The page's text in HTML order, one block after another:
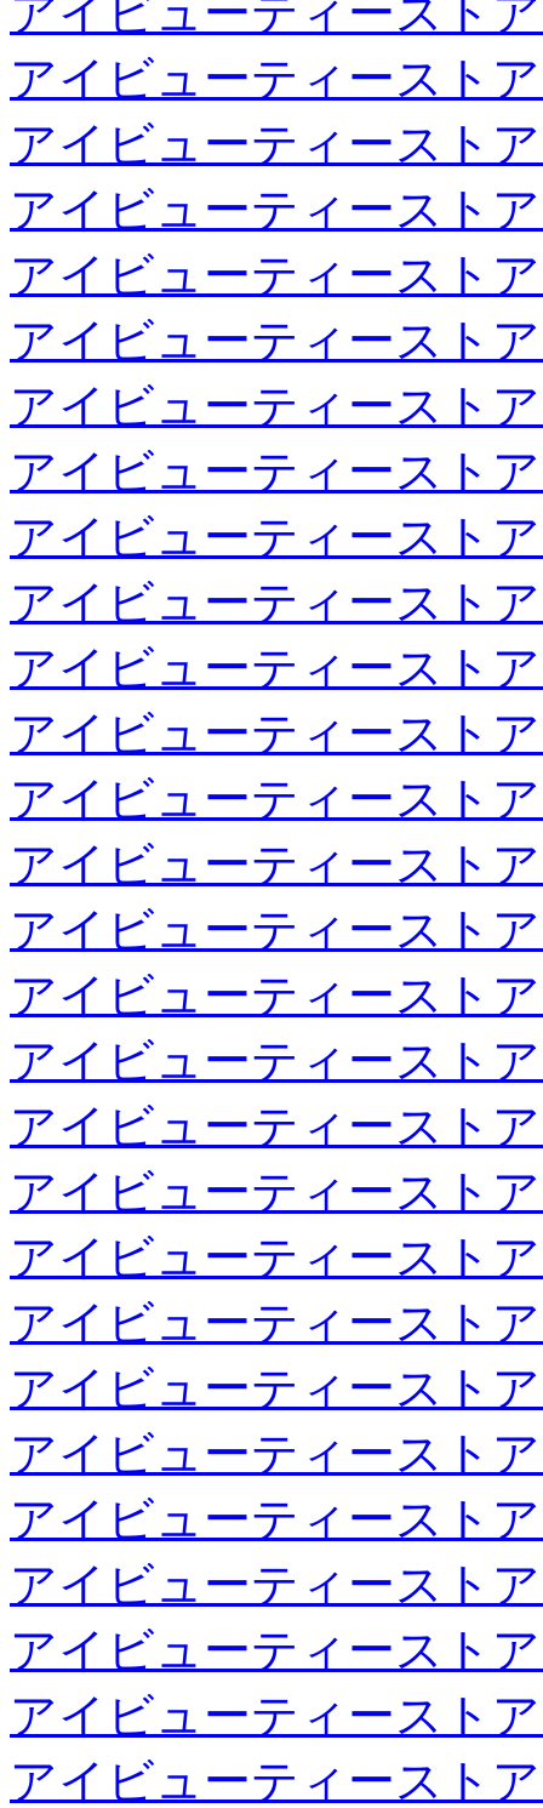
アイビューティースト
アイビューティースト
アイビューティースト
アイビューティースト
アイビューティースト
アイビューティースト
アイビューティースト
アイビューティースト
アイビューティースト
アイビューティースト
アイビューティースト
アイビューティースト
アイビューティースト
アイビューティースト
アイビューティースト
アイビューティースト
アイビューティースト
アイビューティースト
アイビューティースト
アイビューティースト
アイビューティースト
アイビューティースト
アイビューティースト
アイビューティースト
アイビューティースト
アイビューティースト
アイビューティースト
アイビューティースト